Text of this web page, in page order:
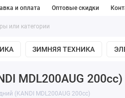
и оплата Оптовые скидки
ЗИМНЯЯ ТЕХНИКА
MDL200AUG 200cc)
(KANDI MDL200AUG 200cc)